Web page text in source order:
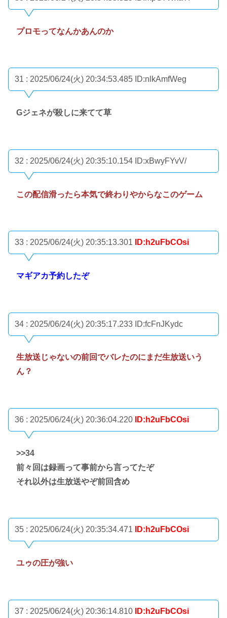
プロモってなんかあんのか
31 : 2025/06/24(火) 20:34:53.485 ID:nlkAmfWeg
Gジェネが殺しに来てて草
32 : 2025/06/24(火) 20:35:10.154 ID:xBwyFYvV/
この配信滑ったら本気で終わりやからなこのゲーム
33 : 2025/06/24(火) 20:35:13.301 ID:h2uFbCOsi
マギアカ予約したぞ
34 : 2025/06/24(火) 20:35:17.233 ID:fcFnJKydc
生放送じゃないの前回でバレたのにまだ生放送いう
ん？
36 : 2025/06/24(火) 20:36:04.220 ID:h2uFbCOsi
>>34
前々回は録画って事前から言ってたぞ
それ以外は生放送やぞ前回含め
35 : 2025/06/24(火) 20:35:34.471 ID:h2uFbCOsi
ユゥの圧が強い
37 : 2025/06/24(火) 20:36:14.810 ID:h2uFbCOsi